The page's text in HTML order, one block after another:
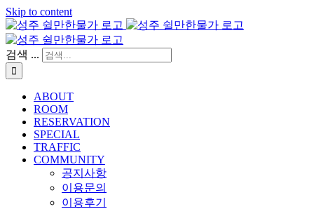
Skip to content
검색 ...
ABOUT
ROOM
RESERVATION
SPECIAL
TRAFFIC
COMMUNITY
공지사항
이용문의
이용후기